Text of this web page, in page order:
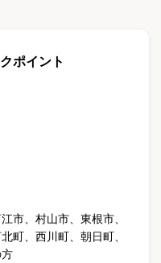
ポイント
市、村山市、東根市、
町、西川町、朝日町、